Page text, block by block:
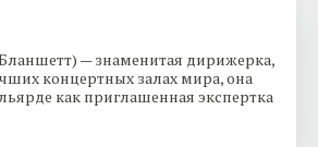
— знаменитая дирижерка,
концертных залах мира, она
как приглашенная экспертка